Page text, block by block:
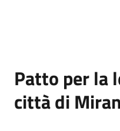
Patto per la
città di